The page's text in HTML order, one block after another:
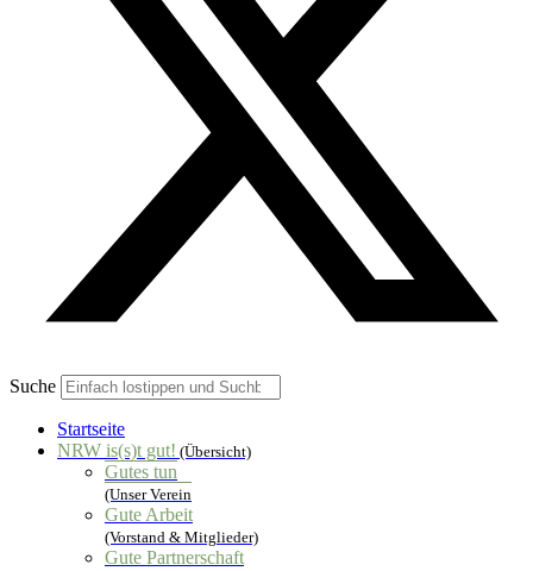
Suche
Startseite
NRW is(s)t gut! (Übersicht)
Gutes tun
(Unser Verein
Gute Arbeit
(Vorstand & Mitglieder)
Gute Partnerschaft